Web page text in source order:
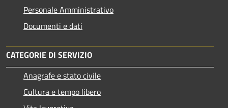
Personale Amministrativo
Documenti e dati
CATEGORIE DI SERVIZIO
Anagrafe e stato civile
Cultura e tempo libero